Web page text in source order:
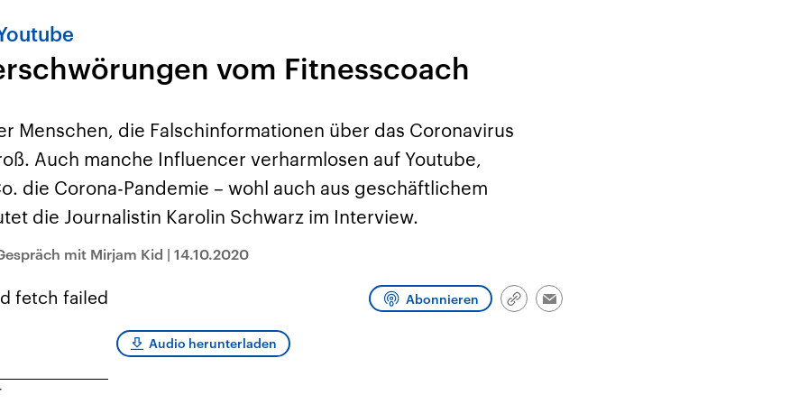
vom Fitnesscoach
Menschen, die Falschinformationen über das Coronavirus
Auch manche Influencer verharmlosen auf Youtube,
die Corona-Pandemie – wohl auch aus geschäftlichem
die Journalistin Karolin Schwarz im Interview.
mit Mirjam Kid | 14.10.2020
fetch failed
Audio herunterladen
Abonnieren
Link
Email